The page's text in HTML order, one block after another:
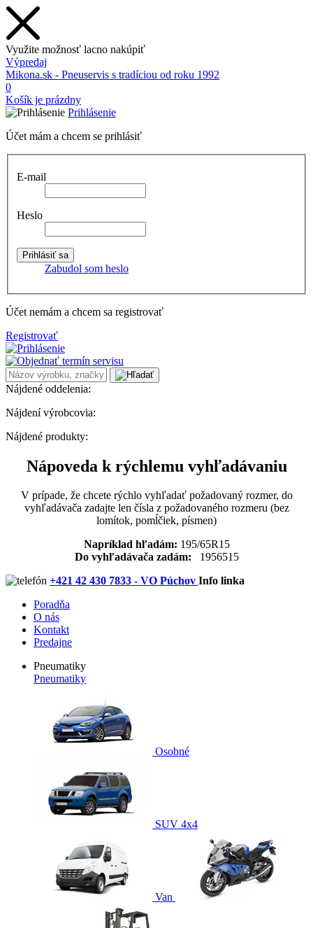
Využite možnosť lacno nakúpiť
Výpredaj
Mikona.sk - Pneuservis s tradíciou od roku 1992
0
Košík je prázdny
Prihlásenie
Účet mám a chcem se prihlásiť
E-mail
Heslo
Zabudol som heslo
Účet nemám a chcem sa registrovať
Registrovať
Nájdené oddelenia:
Nájdení výrobcovia:
Nájdené produkty:
Nápoveda k rýchlemu vyhľadávaniu
V prípade, že chcete rýchlo vyhľadať požadovaný rozmer, do
vyhľadávača zadajte len čísla z požadovaného rozmeru (bez
lomítok, pomĺčiek, písmen)
Napríklad hľadám: 195/65R15
Do vyhľadávača zadám: 1956515
+421 42 430 7833 - VO Púchov Info linka
Poradňa
O nás
Kontakt
Predajne
Pneumatiky
Pneumatiky
Osobné
SUV 4x4
Van